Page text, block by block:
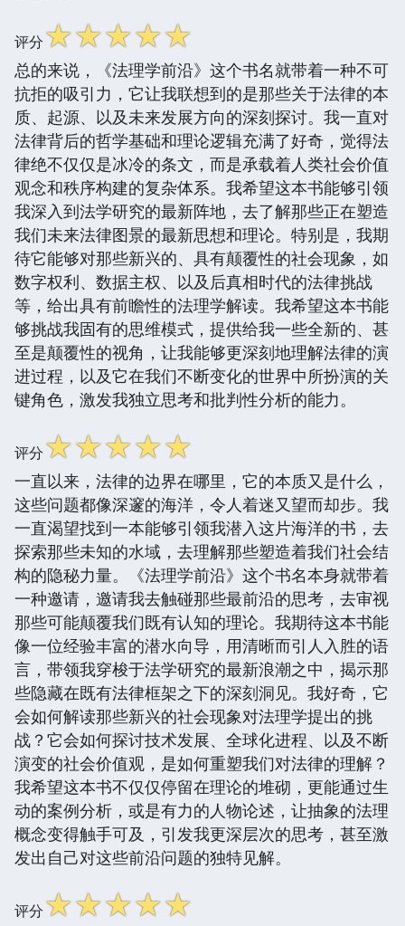
评分☆☆☆☆☆
总的来说，《法理学前沿》这个书名就带着一种不可
抗拒的吸引力，它让我联想到的是那些关于法律的本
质、起源、以及未来发展方向的深刻探讨。我一直对
法律背后的哲学基础和理论逻辑充满了好奇，觉得法
律绝不仅仅是冰冷的条文，而是承载着人类社会价值
观念和秩序构建的复杂体系。我希望这本书能够引领
我深入到法学研究的最新阵地，去了解那些正在塑造
我们未来法律图景的最新思想和理论。特别是，我期
待它能够对那些新兴的、具有颠覆性的社会现象，如
数字权利、数据主权、以及后真相时代的法律挑战
等，给出具有前瞻性的法理学解读。我希望这本书能
够挑战我固有的思维模式，提供给我一些全新的、甚
至是颠覆性的视角，让我能够更深刻地理解法律的演
进过程，以及它在我们不断变化的世界中所扮演的关
键角色，激发我独立思考和批判性分析的能力。
评分☆☆☆☆☆
一直以来，法律的边界在哪里，它的本质又是什么，
这些问题都像深邃的海洋，令人着迷又望而却步。我
一直渴望找到一本能够引领我潜入这片海洋的书，去
探索那些未知的水域，去理解那些塑造着我们社会结
构的隐秘力量。《法理学前沿》这个书名本身就带着
一种邀请，邀请我去触碰那些最前沿的思考，去审视
那些可能颠覆我们既有认知的理论。我期待这本书能
像一位经验丰富的潜水向导，用清晰而引人入胜的语
言，带领我穿梭于法学研究的最新浪潮之中，揭示那
些隐藏在既有法律框架之下的深刻洞见。我好奇，它
会如何解读那些新兴的社会现象对法理学提出的挑
战？它会如何探讨技术发展、全球化进程、以及不断
演变的社会价值观，是如何重塑我们对法律的理解？
我希望这本书不仅仅停留在理论的堆砌，更能通过生
动的案例分析，或是有力的人物论述，让抽象的法理
概念变得触手可及，引发我更深层次的思考，甚至激
发出自己对这些前沿问题的独特见解。
评分☆☆☆☆☆